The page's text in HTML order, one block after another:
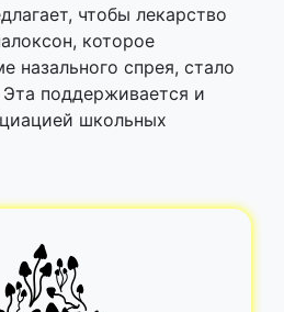
чтобы лекарство
которое
назального спрея, стало
поддерживается и
школьных